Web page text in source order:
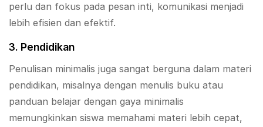
perlu dan fokus pada pesan inti, komunikasi menjadi
lebih efisien dan efektif.
3. Pendidikan
Penulisan minimalis juga sangat berguna dalam materi
pendidikan, misalnya dengan menulis buku atau
panduan belajar dengan gaya minimalis
memungkinkan siswa memahami materi lebih cepat,